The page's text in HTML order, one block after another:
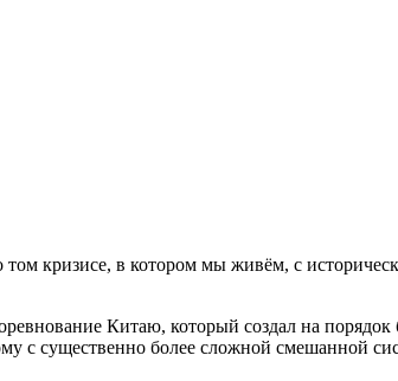
кризисе, в котором мы живём, с
Китаю, который создал на
с существенно более сложной смешанной